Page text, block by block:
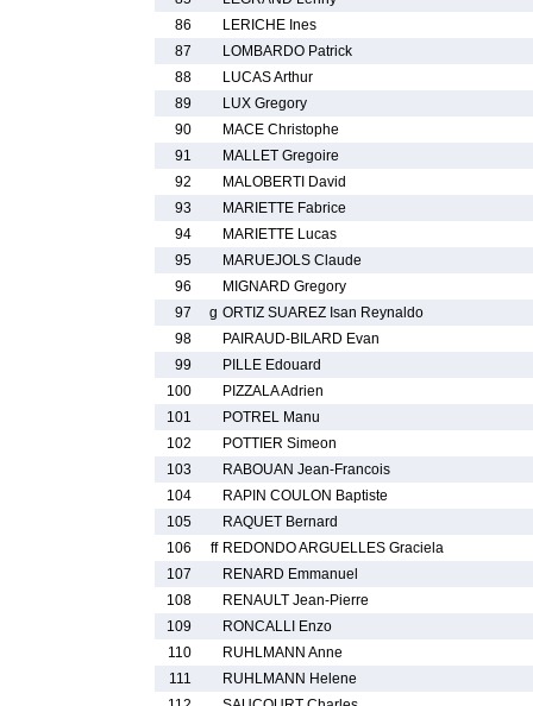
86
LERICHE Ines
87
LOMBARDO Patrick
88
LUCAS Arthur
89
LUX Gregory
90
MACE Christophe
91
MALLET Gregoire
92
MALOBERTI David
93
MARIETTE Fabrice
94
MARIETTE Lucas
95
MARUEJOLS Claude
96
MIGNARD Gregory
97
g ORTIZ SUAREZ Isan Reynaldo
98
PAIRAUD-BILARD Evan
99
PILLE Edouard
100
PIZZALA Adrien
101
POTREL Manu
102
POTTIER Simeon
103
RABOUAN Jean-Francois
104
RAPIN COULON Baptiste
105
RAQUET Bernard
106
ff REDONDO ARGUELLES Graciela
107
RENARD Emmanuel
108
RENAULT Jean-Pierre
109
RONCALLI Enzo
110
RUHLMANN Anne
111
RUHLMANN Helene